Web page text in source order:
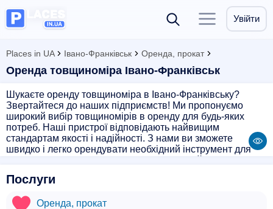
Увійти
Places in UA Івано-Франківськ Оренда, прокат
Оренда товщиноміра Івано-Франківськ
Шукаєте оренду товщиноміра в Івано-Франківську?
Звертайтеся до наших підприємств! Ми пропонуємо
широкий вибір товщиномірів в оренду для будь-яких
потреб. Наші пристрої відповідають найвищим
стандартам якості і надійності. З нами ви зможете
швидко і легко орендувати необхідний інструмент для
Послуги
Оренда, прокат